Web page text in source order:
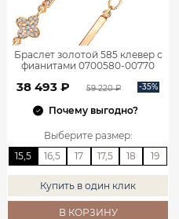
Браслет золотой 585 клевер с
фианитами 0700580-00770
38 493 ₽ 59 220 ₽ -35%
Почему выгодно?
Выберите размер:
15,5
16,5 17 17,5 18 19
Купить в один клик
В КОРЗИНУ